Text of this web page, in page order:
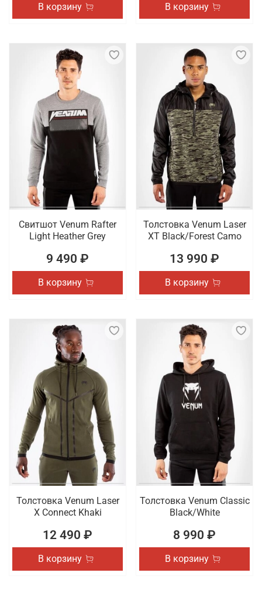
В корзину В корзину
Свитшот Venum Rafter
Light Heather Grey
9 490 ₽
В корзину
Толстовка Venum Laser
XT Black/Forest Camo
13 990 ₽
В корзину
Толстовка Venum Laser
X Connect Khaki
12 490 ₽
В корзину
Толстовка Venum Classic
Black/White
8 990 ₽
В корзину